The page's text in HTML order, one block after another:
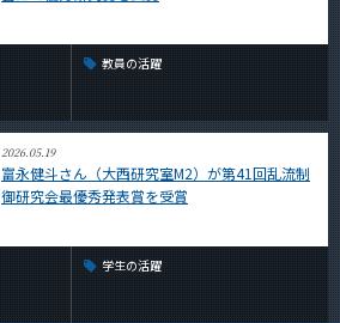
教員の活躍
2026.05.19
富永健斗さん（大西研究室M2）が第41回乱流制
御研究会最優秀発表賞を受賞
学生の活躍